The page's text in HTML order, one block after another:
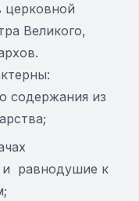
церковной
Великого,
содержания из
и равнодушие к